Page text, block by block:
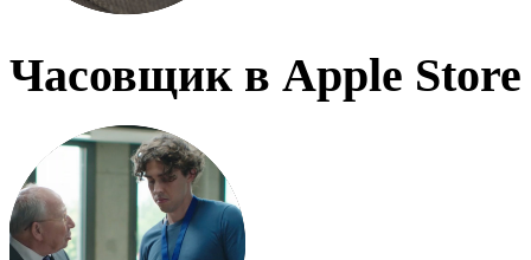
Часовщик в Apple Store